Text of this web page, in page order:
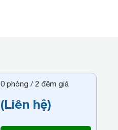
0 phòng / 2 đêm giá
(Liên hệ)